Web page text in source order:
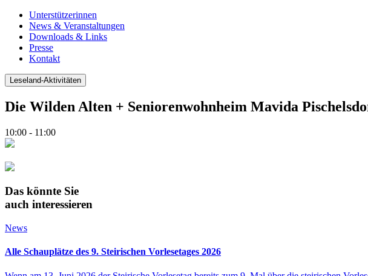
Unterstützerinnen
News & Veranstaltungen
Downloads & Links
Presse
Kontakt
Leseland-Aktivitäten
Die Wilden Alten + Seniorenwohnheim Mavida
10:00 - 11:00
Das könnte Sie
auch interessieren
News
Alle Schauplätze des 9. Steirischen Vorlesetages 2026